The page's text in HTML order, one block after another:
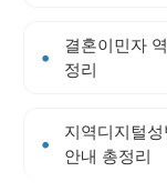
결혼이민자
정리
지역디지털
안내 총정리